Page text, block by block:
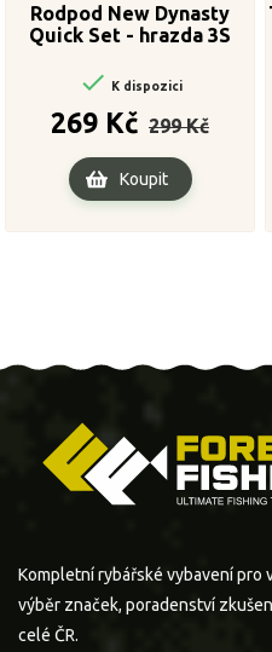
Rodpod New Dynasty
Quick Set - hrazda 3S
 K dispozici
269 Kč
cena
299 Kč
Koupit
Kompletní rybářské vybavení pro
výběr značek, poradenství
celé ČR.